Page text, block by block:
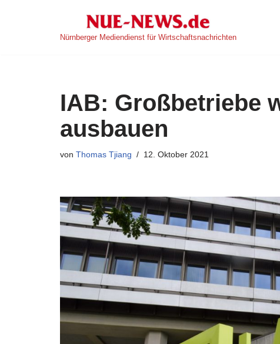
Nürnberger Mediendienst für Wirtschaftsnachrichten
IAB: Großbetriebe
ausbauen
von Thomas Tjiang 12. Oktober 2021